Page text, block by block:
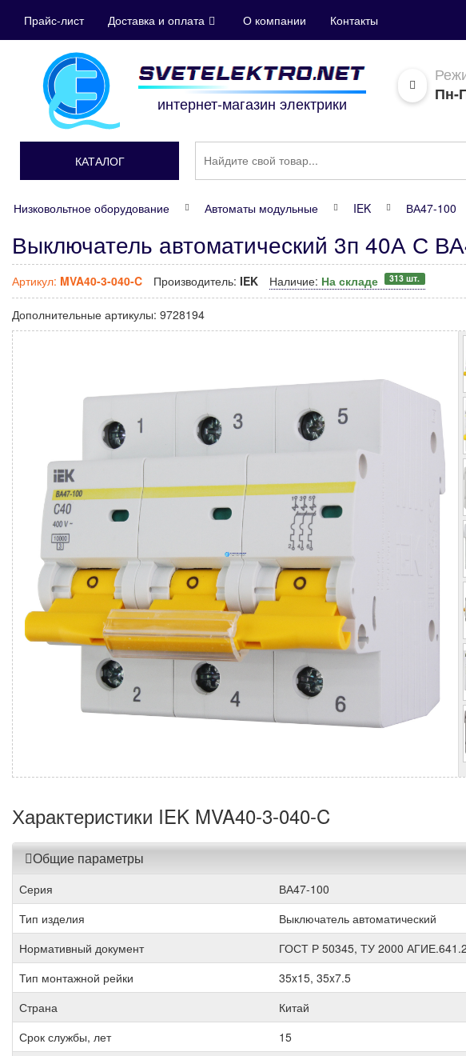
Прайс-лист Доставка и оплата О компании Контакты
интернет-магазин электрики
Пн-
КАТАЛОГ
Низковольтное оборудование Автоматы модульные IEK ВА47-100
Выключатель автоматический 3п 40А С
Артикул: MVA40-3-040-C Производитель: IEK Наличие: На складе 313 шт.
Дополнительные артикулы: 9728194
Характеристики IEK MVA40-3-040-C
Общие параметры
Серия
ВА47-100
Тип изделия
Выключатель автоматический
Нормативный документ
ГОСТ Р 50345, ТУ 2000
Тип монтажной рейки
35x15, 35x7.5
Страна
Китай
Срок службы, лет
15